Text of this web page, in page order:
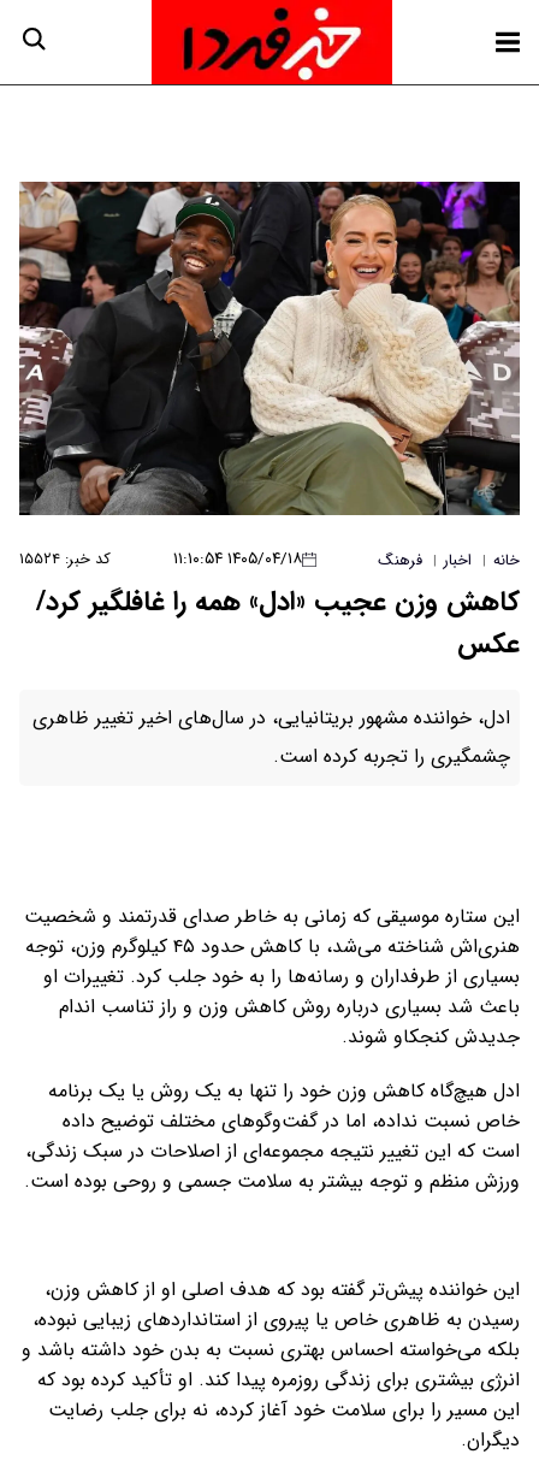
خانه | اخبار | فرهنگ ۱۴۰۵/۰۴/۱۸ ۱۱:۱۰:۵۴ کد خبر: ۱۵۵۲۴
کاهش وزن عجیب «ادل» همه را غافلگیر کرد/
عکس
ادل، خواننده مشهور بریتانیایی، در سال‌های اخیر تغییر ظاهری
چشمگیری را تجربه کرده است.
این ستاره موسیقی که زمانی به خاطر صدای قدرتمند و شخصیت
هنری‌اش شناخته می‌شد، با کاهش حدود ۴۵ کیلوگرم وزن، توجه
بسیاری از طرفداران و رسانه‌ها را به خود جلب کرد. تغییرات او
باعث شد بسیاری درباره روش کاهش وزن و راز تناسب اندام
جدیدش کنجکاو شوند.
ادل هیچ‌گاه کاهش وزن خود را تنها به یک روش یا یک برنامه
خاص نسبت نداده، اما در گفت‌وگوهای مختلف توضیح داده
است که این تغییر نتیجه مجموعه‌ای از اصلاحات در سبک زندگی،
ورزش منظم و توجه بیشتر به سلامت جسمی و روحی بوده است.
این خواننده پیش‌تر گفته بود که هدف اصلی او از کاهش وزن،
رسیدن به ظاهری خاص یا پیروی از استانداردهای زیبایی نبوده،
بلکه می‌خواسته احساس بهتری نسبت به بدن خود داشته باشد و
انرژی بیشتری برای زندگی روزمره پیدا کند. او تأکید کرده بود که
این مسیر را برای سلامت خود آغاز کرده، نه برای جلب رضایت
دیگران.